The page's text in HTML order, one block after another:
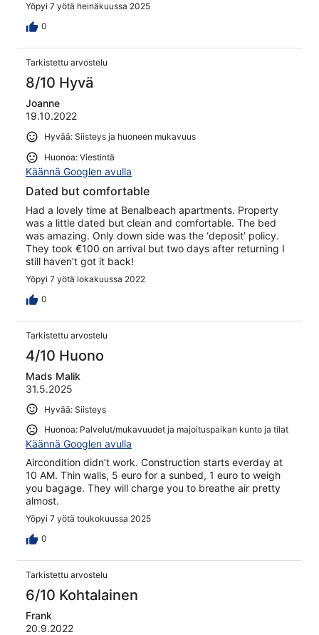
Yöpyi 7 yötä heinäkuussa 2025
0
Tarkistettu arvostelu
8/10 Hyvä
Joanne
19.10.2022
Hyvää: Siisteys ja huoneen mukavuus
Huonoa: Viestintä
Käännä Googlen avulla
Dated but comfortable
Had a lovely time at Benalbeach apartments. Property
was a little dated but clean and comfortable. The bed
was amazing. Only down side was the ‘deposit’ policy.
They took €100 on arrival but two days after returning I
still haven’t got it back!
Yöpyi 7 yötä lokakuussa 2022
0
Tarkistettu arvostelu
4/10 Huono
Mads Malik
31.5.2025
Hyvää: Siisteys
Huonoa: Palvelut/mukavuudet ja majoituspaikan kunto ja tilat
Käännä Googlen avulla
Aircondition didn’t work. Construction starts everday at
10 AM. Thin walls, 5 euro for a sunbed, 1 euro to weigh
you bagage. They will charge you to breathe air pretty
almost.
Yöpyi 7 yötä toukokuussa 2025
0
Tarkistettu arvostelu
6/10 Kohtalainen
Frank
20.9.2022